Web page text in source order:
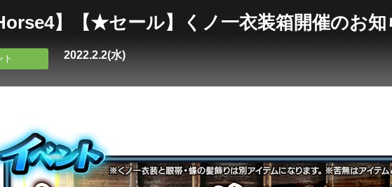
】【★セール】くノ一衣装箱開催のお知
ト 2022.2.2(水)